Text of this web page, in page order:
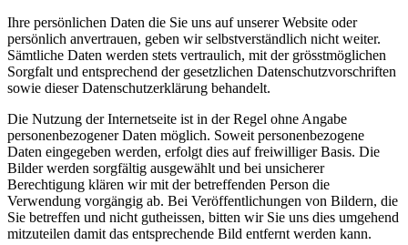
Ihre persönlichen Daten die Sie uns auf unserer Website oder
persönlich anvertrauen, geben wir selbstverständlich nicht weiter.
Sämtliche Daten werden stets vertraulich, mit der grösstmöglichen
Sorgfalt und entsprechend der gesetzlichen Datenschutzvorschriften
sowie dieser Datenschutzerklärung behandelt.
Die Nutzung der Internetseite ist in der Regel ohne Angabe
personenbezogener Daten möglich. Soweit personenbezogene
Daten eingegeben werden, erfolgt dies auf freiwilliger Basis. Die
Bilder werden sorgfältig ausgewählt und bei unsicherer
Berechtigung klären wir mit der betreffenden Person die
Verwendung vorgängig ab. Bei Veröffentlichungen von Bildern, die
Sie betreffen und nicht gutheissen, bitten wir Sie uns dies umgehend
mitzuteilen damit das entsprechende Bild entfernt werden kann.